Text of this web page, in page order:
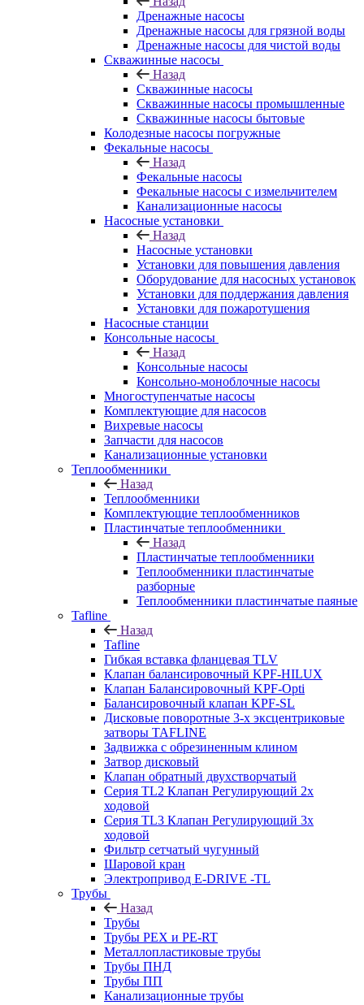
Дренажные насосы
Дренажные насосы для грязной воды
Дренажные насосы для чистой воды
Скважинные насосы
Назад
Скважинные насосы
Скважинные насосы промышленные
Скважинные насосы бытовые
Колодезные насосы погружные
Фекальные насосы
Назад
Фекальные насосы
Фекальные насосы с измельчителем
Канализационные насосы
Насосные установки
Назад
Насосные установки
Установки для повышения давления
Оборудование для насосных установок
Установки для поддержания давления
Установки для пожаротушения
Насосные станции
Консольные насосы
Назад
Консольные насосы
Консольно-моноблочные насосы
Многоступенчатые насосы
Комплектующие для насосов
Вихревые насосы
Запчасти для насосов
Канализационные установки
Теплообменники
Назад
Теплообменники
Комплектующие теплообменников
Пластинчатые теплообменники
Назад
Пластинчатые теплообменники
Теплообменники пластинчатые
разборные
Теплообменники пластинчатые паяные
Tafline
Назад
Tafline
Гибкая вставка фланцевая TLV
Клапан балансировочный KPF-HILUX
Клапан Балансировочный KPF-Opti
Балансировочный клапан KPF-SL
Дисковые поворотные 3-х эксцентриковые
затворы TAFLINE
Задвижка с обрезиненным клином
Затвор дисковый
Клапан обратный двухстворчатый
Серия TL2 Клапан Регулирующий 2х
ходовой
Серия TL3 Клапан Регулирующий 3х
ходовой
Фильтр сетчатый чугунный
Шаровой кран
Электропривод E-DRIVE -TL
Трубы
Назад
Трубы
Трубы PEX и PE-RT
Металлопластиковые трубы
Трубы ПНД
Трубы ПП
Канализационные трубы